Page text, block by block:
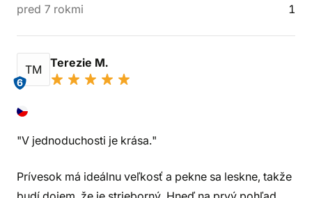
pred 7 rokmi 1
TM
6
Terezie M.
"V jednoduchosti je krása."
Prívesok má ideálnu veľkosť a pekne sa leskne, takže